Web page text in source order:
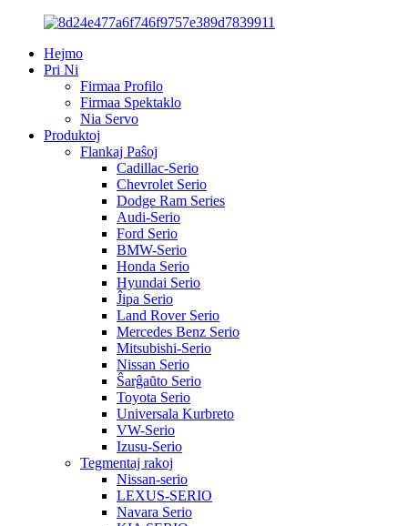
Hejmo
Pri Ni
Firmaa Profilo
Firmaa Spektaklo
Nia Servo
Produktoj
Flankaj Paŝoj
Cadillac-Serio
Chevrolet Serio
Dodge Ram Series
Audi-Serio
Ford Serio
BMW-Serio
Honda Serio
Hyundai Serio
Ĵipa Serio
Land Rover Serio
Mercedes Benz Serio
Mitsubishi-Serio
Nissan Serio
Ŝarĝaŭto Serio
Toyota Serio
Universala Kurbreto
VW-Serio
Izusu-Serio
Tegmentaj rakoj
Nissan-serio
LEXUS-SERIO
Navara Serio